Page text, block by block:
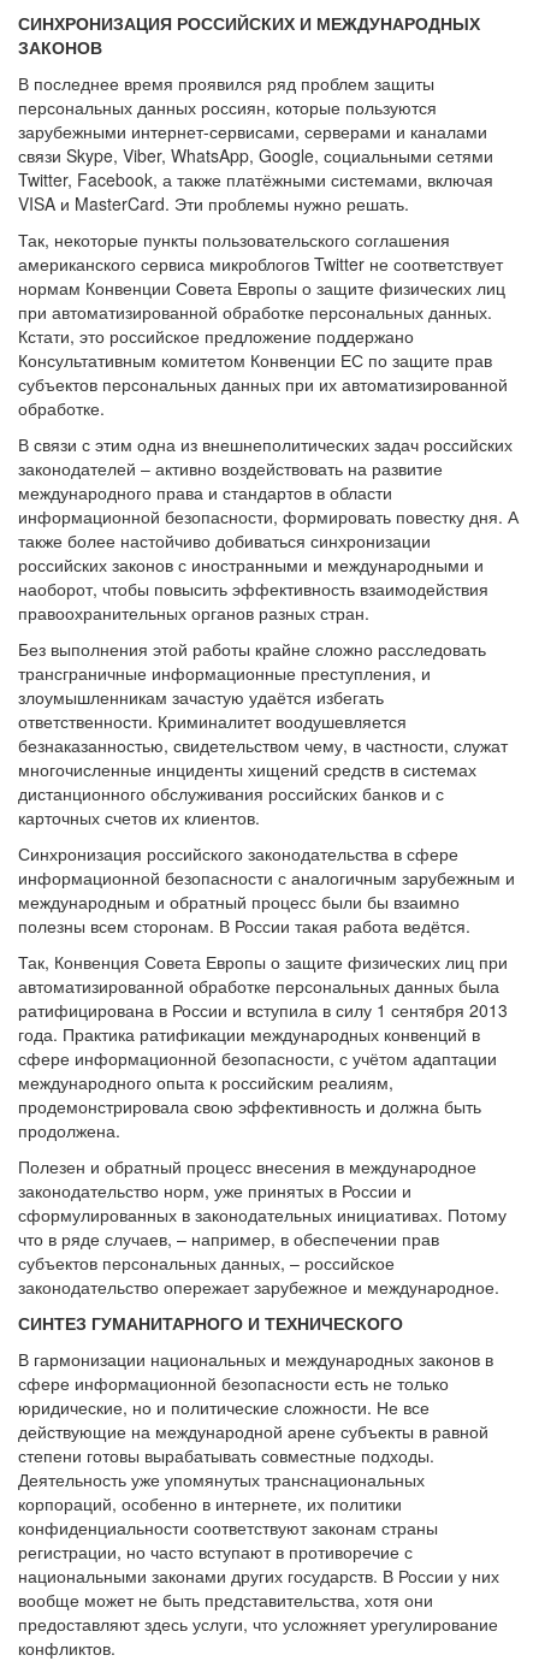
СИНХРОНИЗАЦИЯ РОССИЙСКИХ И МЕЖДУНАРОДНЫХ
ЗАКОНОВ
В последнее время проявился ряд проблем защиты
персональных данных россиян, которые пользуются
зарубежными интернет-сервисами, серверами и каналами
связи Skype, Viber, WhatsApp, Google, социальными сетями
Twitter, Facebook, а также платёжными системами, включая
VISA и MasterCard. Эти проблемы нужно решать.
Так, некоторые пункты пользовательского соглашения
американского сервиса микроблогов Twitter не соответствует
нормам Конвенции Совета Европы о защите физических лиц
при автоматизированной обработке персональных данных.
Кстати, это российское предложение поддержано
Консультативным комитетом Конвенции ЕС по защите прав
субъектов персональных данных при их автоматизированной
обработке.
В связи с этим одна из внешнеполитических задач российских
законодателей – активно воздействовать на развитие
международного права и стандартов в области
информационной безопасности, формировать повестку дня. А
также более настойчиво добиваться синхронизации
российских законов с иностранными и международными и
наоборот, чтобы повысить эффективность взаимодействия
правоохранительных органов разных стран.
Без выполнения этой работы крайне сложно расследовать
трансграничные информационные преступления, и
злоумышленникам зачастую удаётся избегать
ответственности. Криминалитет воодушевляется
безнаказанностью, свидетельством чему, в частности, служат
многочисленные инциденты хищений средств в системах
дистанционного обслуживания российских банков и с
карточных счетов их клиентов.
Синхронизация российского законодательства в сфере
информационной безопасности с аналогичным зарубежным и
международным и обратный процесс были бы взаимно
полезны всем сторонам. В России такая работа ведётся.
Так, Конвенция Совета Европы о защите физических лиц при
автоматизированной обработке персональных данных была
ратифицирована в России и вступила в силу 1 сентября 2013
года. Практика ратификации международных конвенций в
сфере информационной безопасности, с учётом адаптации
международного опыта к российским реалиям,
продемонстрировала свою эффективность и должна быть
продолжена.
Полезен и обратный процесс внесения в международное
законодательство норм, уже принятых в России и
сформулированных в законодательных инициативах. Потому
что в ряде случаев, – например, в обеспечении прав
субъектов персональных данных, – российское
законодательство опережает зарубежное и международное.
СИНТЕЗ ГУМАНИТАРНОГО И ТЕХНИЧЕСКОГО
В гармонизации национальных и международных законов в
сфере информационной безопасности есть не только
юридические, но и политические сложности. Не все
действующие на международной арене субъекты в равной
степени готовы вырабатывать совместные подходы.
Деятельность уже упомянутых транснациональных
корпораций, особенно в интернете, их политики
конфиденциальности соответствуют законам страны
регистрации, но часто вступают в противоречие с
национальными законами других государств. В России у них
вообще может не быть представительства, хотя они
предоставляют здесь услуги, что усложняет урегулирование
конфликтов.